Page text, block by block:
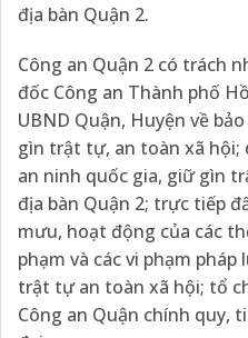
địa bàn Quận 2.
Công an Quận 2 có trách
đốc Công an Thành phố
UBND Quận, Huyện về
gìn trật tự, an toàn xã hội;
an ninh quốc gia, giữ gìn
địa bàn Quận 2; trực tiếp
mưu, hoạt động của các
phạm và các vi phạm
trật tự an toàn xã hội; tổ
Công an Quận chính quy,